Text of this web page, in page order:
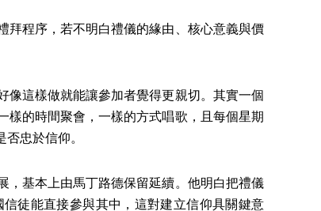
拜程序，若不明白禮儀的緣由、核心意義與價
像這樣做就能讓參加者覺得更親切。其實一個
的時間聚會，一樣的方式唱歌，且每個星期
忠於信仰。
，基本上由馬丁路德保留延續。他明白把禮儀
徒能直接參與其中，這對建立信仰具關鍵意